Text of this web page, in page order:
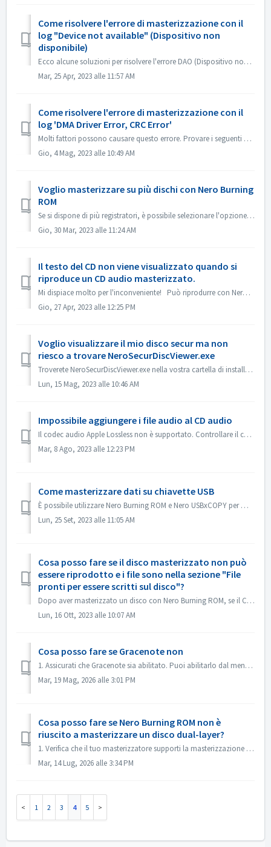
Come risolvere l'errore di masterizzazione con il
log "Device not available" (Dispositivo non
disponibile)
Ecco alcune soluzioni per risolvere l'errore DAO (Dispositivo non disponibile). Aggiornare o ripristinare il firmware del driver Questo problema si v...
Mar, 25 Apr, 2023 alle 11:57 AM
Come risolvere l'errore di masterizzazione con il
log 'DMA Driver Error, CRC Error'
Molti fattori possono causare questo errore. Provare i seguenti metodi: 1. Scambiare i cavi dati sul masterizzatore; 2. Se si utilizza un'unità di regis...
Gio, 4 Mag, 2023 alle 10:49 AM
Voglio masterizzare su più dischi con Nero Burning
ROM
Se si dispone di più registratori, è possibile selezionare l'opzione 'Usa più registratori' nella scheda Masterizzazione prima di masterizzare. ...
Gio, 30 Mar, 2023 alle 11:24 AM
Il testo del CD non viene visualizzato quando si
riproduce un CD audio masterizzato.
Mi dispiace molto per l'inconveniente! Può riprodurre con Nero MediaHome e controllare i metadati? I lettori devono supportare la lettura del testo de...
Gio, 27 Apr, 2023 alle 12:25 PM
Voglio visualizzare il mio disco secur ma non
riesco a trovare NeroSecurDiscViewer.exe
Troverete NeroSecurDiscViewer.exe nella vostra cartella di installazione, qualcosa come: C:\Programmi (x86)\Nero\Nero 2023\Nero Burning ROM\SecurDisc Dovre...
Lun, 15 Mag, 2023 alle 10:46 AM
Impossibile aggiungere i file audio al CD audio
Il codec audio Apple Lossless non è supportato. Controllare il codec audio dei file. Oppure inviateceli per verificarli.
Mar, 8 Ago, 2023 alle 12:23 PM
Come masterizzare dati su chiavette USB
È possibile utilizzare Nero Burning ROM e Nero USBxCOPY per masterizzare i dati su chiavette/schede USB. In Nero Burning ROM, "Raspberry Pi OS" e ...
Lun, 25 Set, 2023 alle 11:05 AM
Cosa posso fare se il disco masterizzato non può
essere riprodotto e i file sono nella sezione "File
pronti per essere scritti sul disco"?
Dopo aver masterizzato un disco con Nero Burning ROM, se il CD audio non può essere riprodotto con il lettore CD, aprire il disco in Esplora risorse per con...
Lun, 16 Ott, 2023 alle 10:07 AM
Cosa posso fare se Gracenote non
1. Assicurati che Gracenote sia abilitato. Puoi abilitarlo dal menu “File->Opzioni->Database”, selezionando l'opzione “Abilita accesso al database...
Mar, 19 Mag, 2026 alle 3:01 PM
Cosa posso fare se Nero Burning ROM non è
riuscito a masterizzare un disco dual-layer?
1. Verifica che il tuo masterizzatore supporti la masterizzazione dual-layer. 2. Riduci la velocità di masterizzazione: la masterizzazione ad alta velocit...
Mar, 14 Lug, 2026 alle 3:34 PM
1 2 3 4 5